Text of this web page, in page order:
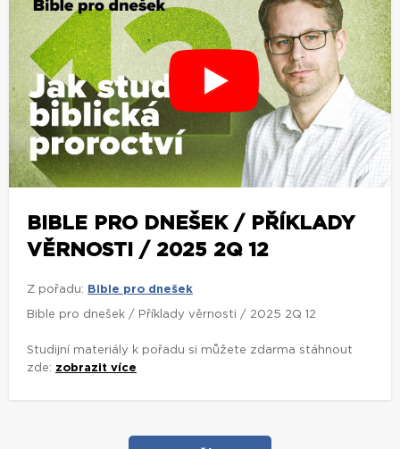
BIBLE PRO DNEŠEK / PŘÍKLADY
VĚRNOSTI / 2025 2Q 12
Z pořadu: Bible pro dnešek
Bible pro dnešek / Příklady věrnosti / 2025 2Q 12
Studijní materiály k pořadu si můžete zdarma stáhnout
zde: zobrazit více